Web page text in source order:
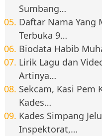
Sumbang…
Daftar Nama Yang
Terbuka 9…
Biodata Habib
Lirik Lagu dan
Artinya…
Sekcam, Kasi Pem
Kades…
Kades Simpang
Inspektorat,…